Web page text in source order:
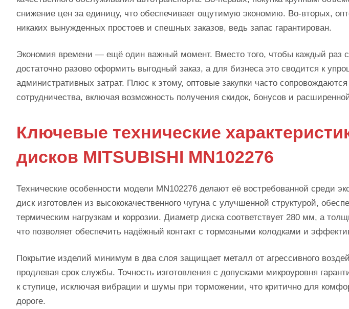
снижение цен за единицу, что обеспечивает ощутимую экономию. Во-вторых,
никаких вынужденных простоев и спешных заказов, ведь запас гарантирован.
Экономия времени — ещё один важный момент. Вместо того, чтобы каждый раз
достаточно разово оформить выгодный заказ, а для бизнеса это сводится к
административных затрат. Плюс к этому, оптовые закупки часто
сотрудничества, включая возможность получения скидок, бонусов и
Ключевые технические
дисков MITSUBISHI MN102276
Технические особенности модели MN102276 делают её востребованной среди
диск изготовлен из высококачественного чугуна с улучшенной структурой,
термическим нагрузкам и коррозии. Диаметр диска соответствует 280 мм, а
что позволяет обеспечить надёжный контакт с тормозными колодками и
Покрытие изделий минимум в два слоя защищает металл от агрессивного
продлевая срок службы. Точность изготовления с допусками микроуровня
к ступице, исключая вибрации и шумы при торможении, что критично для
дороге.